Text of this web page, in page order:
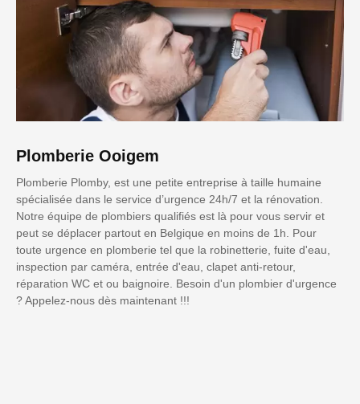
Plomberie Ooigem
Plomberie Plomby, est une petite entreprise à taille humaine
spécialisée dans le service d’urgence 24h/7 et la rénovation.
Notre équipe de plombiers qualifiés est là pour vous servir et
peut se déplacer partout en Belgique en moins de 1h. Pour
toute urgence en plomberie tel que la robinetterie, fuite d'eau,
inspection par caméra, entrée d'eau, clapet anti-retour,
réparation WC et ou baignoire. Besoin d'un plombier d'urgence
? Appelez-nous dès maintenant !!!